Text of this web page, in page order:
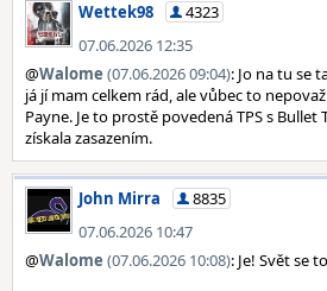
Wettek98
4323
07.06.2026 12:35
@Walome (07.06.2026 09:04): Jo na tu se
já jí mam celkem rád, ale vůbec to
Payne. Je to prostě povedená TPS s Bullet
získala zasazením.
John Mirra
8835
07.06.2026 10:47
@Walome (07.06.2026 10:08): Je! Svět se